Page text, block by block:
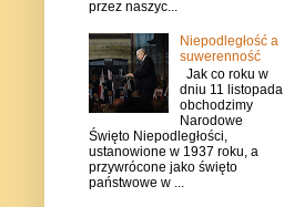
przez naszyc...
Niepodległość a
suwerenność
Jak co roku w
dniu 11 listopada
obchodzimy
Narodowe
Święto Niepodległości,
ustanowione w 1937 roku, a
przywrócone jako święto
państwowe w ...